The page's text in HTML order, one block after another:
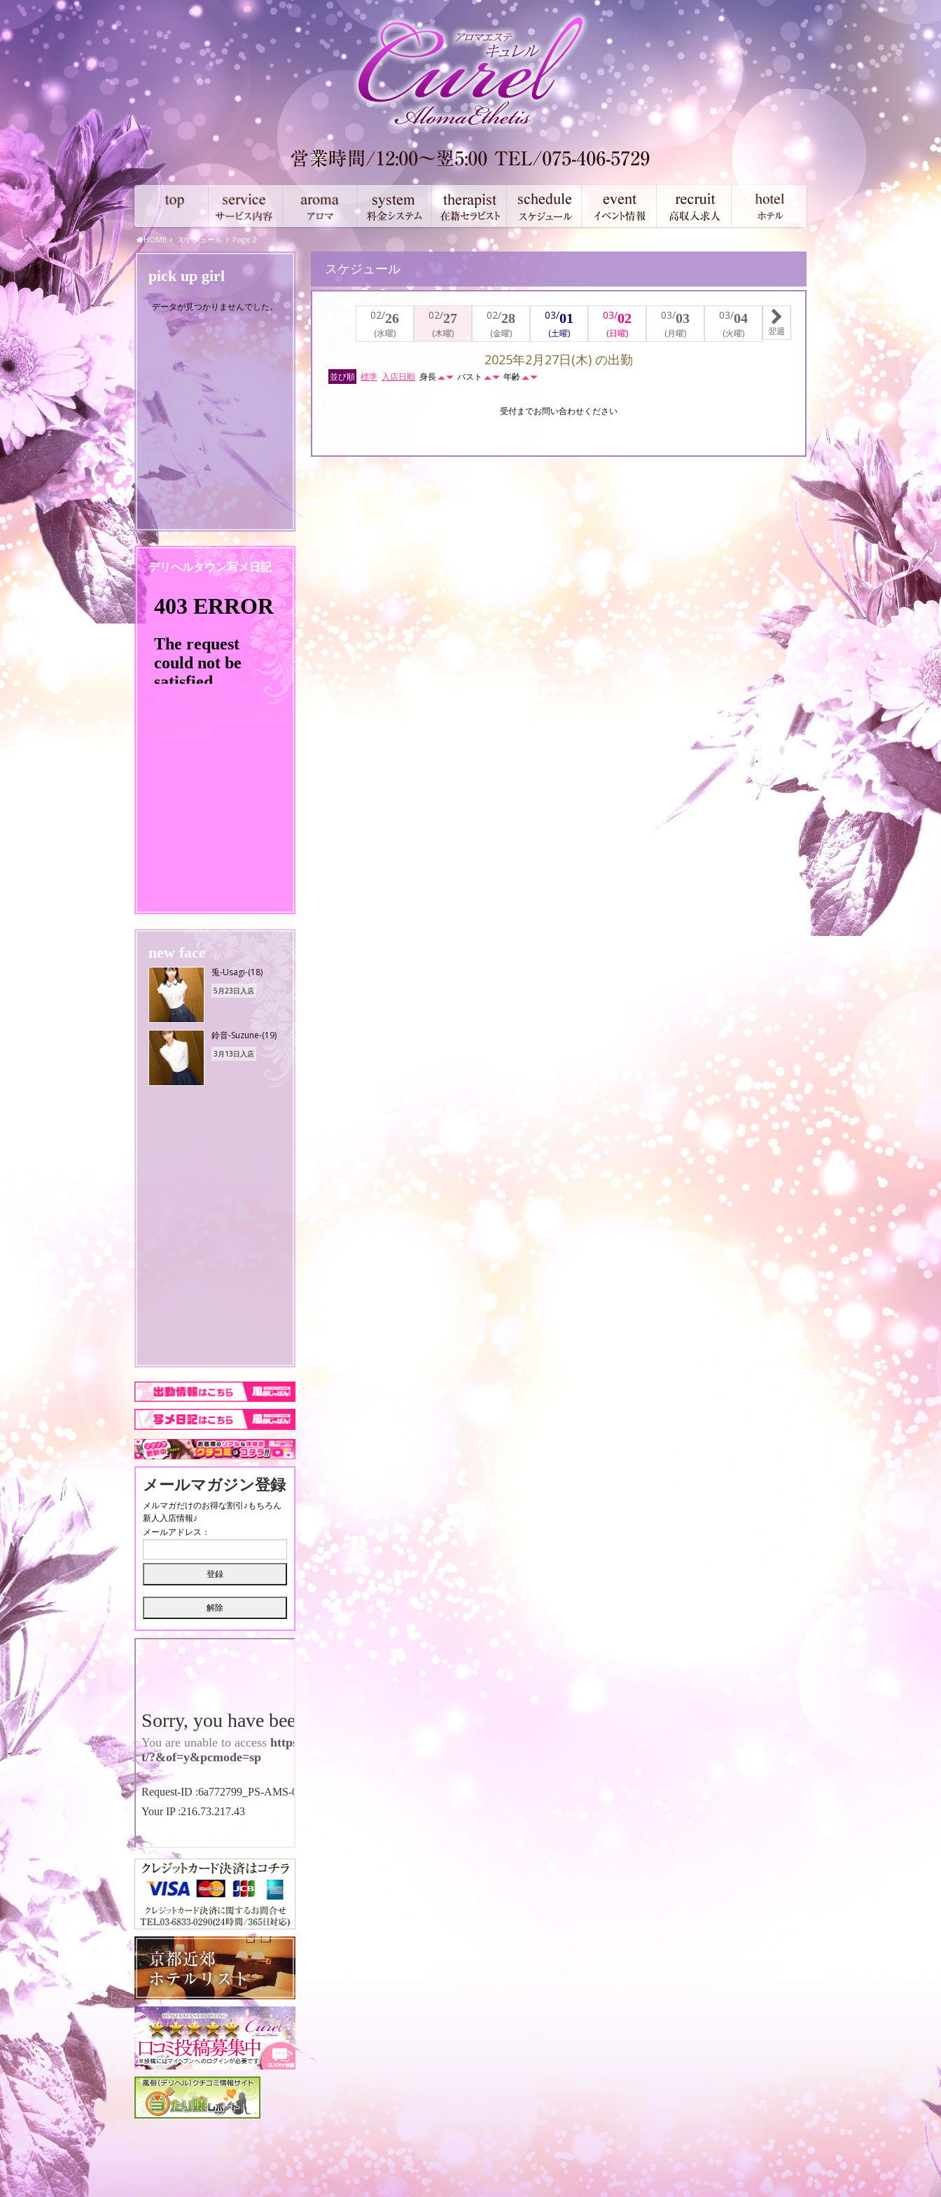
HOME スケジュール Page 2
スケジュール
02/26
(水曜)
02/27
(木曜)
02/28
(金曜)
03/01
(土曜)
03/02
(日曜)
03/03
(月曜)
03/04
(火曜) 翌週
2025年2月27日(木) の出勤
並び順 標準 入店日順 身長 バスト 年齢
受付までお問い合わせください
pick up girl
データが見つかりませんでした。 データが見つかりませんでした。 データが見つかりませんでした。
デリヘルタウン写メ日記
new face
兎-Usagi-(18)
5月23日入店
鈴音-Suzune-(19)
3月13日入店
メールマガジン登録
メルマガだけのお得な割引♪もちろん
新人入店情報♪
メールアドレス：